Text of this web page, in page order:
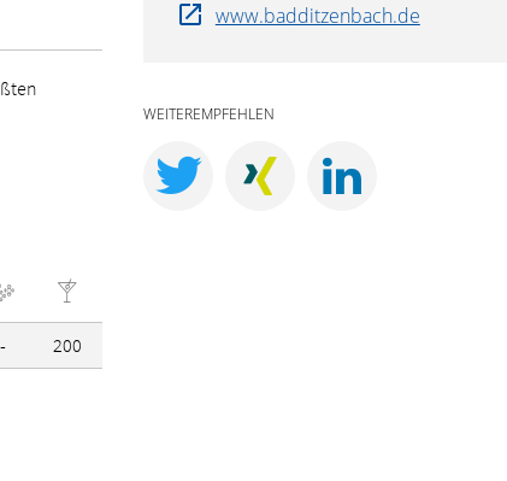
- 200
www.badditzenbach.de
WEITEREMPFEHLEN